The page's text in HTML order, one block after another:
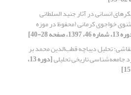
انسانی در آثار جنید السلطانی
خواجوی کرمانی (محفوظ در موزه
46، 1397، صفحه 28-40]
تحلیل دیباچه قطب‌الدین محمد بر
جامعه‌شناسی تاریخی تحلیلی [دوره 13،